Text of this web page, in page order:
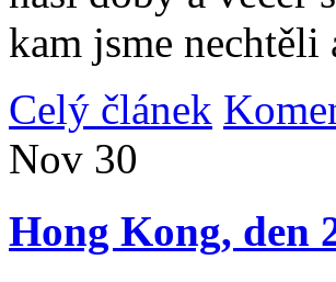
kam jsme
Celý článek
Nov 30
Hong Kong, den